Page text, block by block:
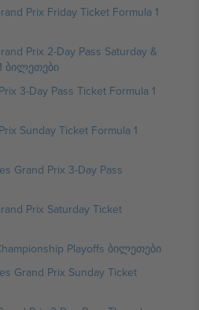
Prix Friday Ticket Formula 1
Prix 2-Day Pass Saturday &
ბილეთები
3-Day Pass Ticket Formula 1
Sunday Ticket Formula 1
Grand Prix 3-Day Pass
Prix Saturday Ticket
Playoffs ბილეთები
Grand Prix Sunday Ticket